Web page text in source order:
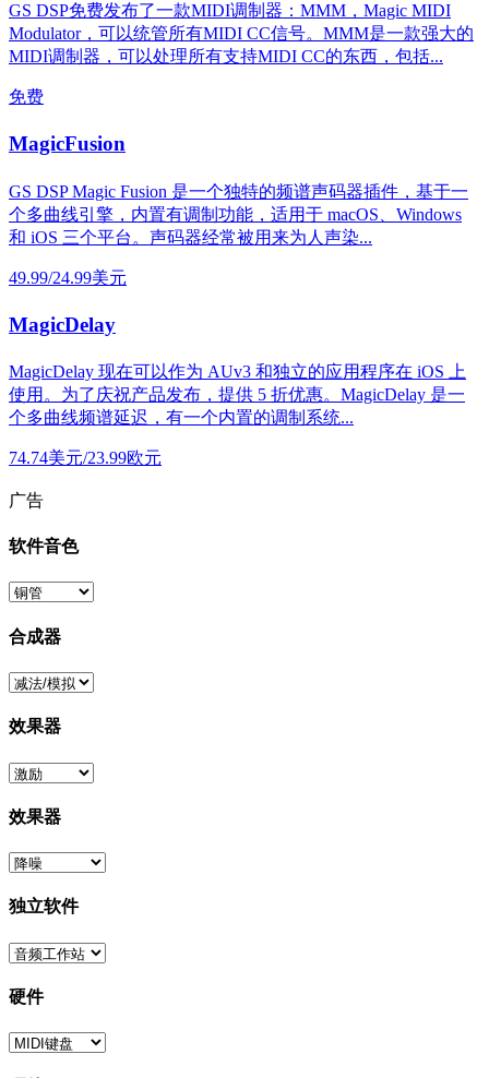
GS DSP免费发布了一款MIDI调制器：MMM，Magic MIDI
Modulator，可以统管所有MIDI CC信号。MMM是一款强大的
MIDI调制器，可以处理所有支持MIDI CC的东西，包括...
免费
MagicFusion
GS DSP Magic Fusion 是一个独特的频谱声码器插件，基于一
个多曲线引擎，内置有调制功能，适用于 macOS、Windows
和 iOS 三个平台。声码器经常被用来为人声染...
49.99/24.99美元
MagicDelay
MagicDelay 现在可以作为 AUv3 和独立的应用程序在 iOS 上
使用。为了庆祝产品发布，提供 5 折优惠。MagicDelay 是一
个多曲线频谱延迟，有一个内置的调制系统...
74.74美元/23.99欧元
广告
软件音色
合成器
效果器
效果器
独立软件
硬件